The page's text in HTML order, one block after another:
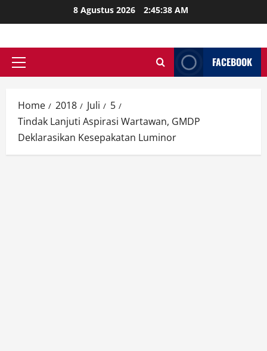
to
8 Agustus 2026 2:45:40 AM
Primary
FACEBOOK
Home 2018 Juli
5
Tindak Lanjuti Aspirasi Wartawan, GMDP
Deklarasikan Kesepakatan Luminor